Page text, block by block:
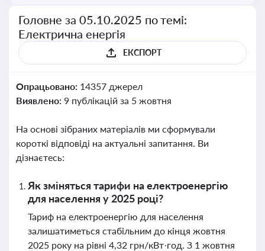
Головне за 05.10.2025 по темі:
Електрична енергія
ЕКСПОРТ
Опрацьовано: 14357 джерел
Виявлено: 9 публікацій за 5 жовтня
На основі зібраних матеріалів ми сформували
короткі відповіді на актуальні запитання. Ви
дізнаєтесь:
Як зміняться тарифи на електроенергію
для населення у 2025 році?
Тариф на електроенергію для населення
залишатиметься стабільним до кінця жовтня
2025 року на рівні 4,32 грн/кВт·год. З 1 жовтня